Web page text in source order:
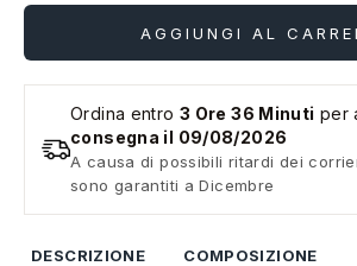
AGGIUNGI AL
Ordina entro 3 Ore 36 Minuti per
consegna il 09/08/2026
A causa di possibili ritardi dei
sono garantiti a Dicembre
DESCRIZIONE COMPOSIZIONE